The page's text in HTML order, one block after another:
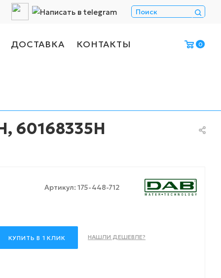
ДОСТАВКА КОНТАКТЫ 0
60168335H
Артикул: 175-448-712
КУПИТЬ В 1 КЛИК НАШЛИ ДЕШЕВЛЕ?